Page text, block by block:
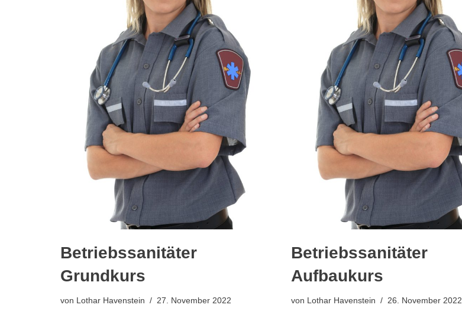
Betriebssanitäter
Grundkurs
von Lothar Havenstein 27. November 2022
Betriebssanitäter
Aufbaukurs
von Lothar Havenstein 26. November 2022